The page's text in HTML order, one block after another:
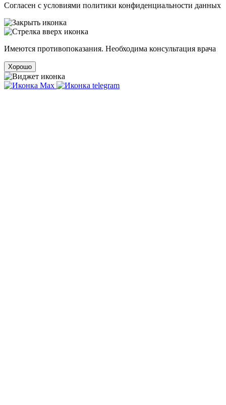
Cогласен с условиями политики конфиденциальности данных
Имеются противопоказания. Необходима консультация врача
Хорошо